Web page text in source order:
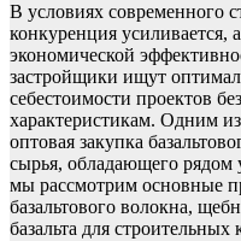
В условиях современного
конкуренция усиливается,
экономической
застройщики ищут
себестоимости проектов
характеристикам. Одним
оптовая закупка
сырья, обладающего рядом
мы рассмотрим основные
базальтового волокна,
базальта для